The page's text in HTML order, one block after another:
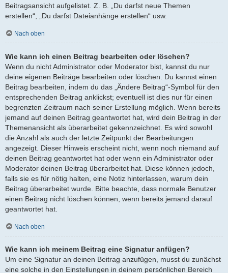
Beitragsansicht aufgelistet. Z. B. „Du darfst neue Themen
erstellen“, „Du darfst Dateianhänge erstellen“ usw.
Nach oben
Wie kann ich einen Beitrag bearbeiten oder löschen?
Wenn du nicht Administrator oder Moderator bist, kannst du nur
deine eigenen Beiträge bearbeiten oder löschen. Du kannst einen
Beitrag bearbeiten, indem du das „Ändere Beitrag“-Symbol für den
entsprechenden Beitrag anklickst; eventuell ist dies nur für einen
begrenzten Zeitraum nach seiner Erstellung möglich. Wenn bereits
jemand auf deinen Beitrag geantwortet hat, wird dein Beitrag in der
Themenansicht als überarbeitet gekennzeichnet. Es wird sowohl
die Anzahl als auch der letzte Zeitpunkt der Bearbeitungen
angezeigt. Dieser Hinweis erscheint nicht, wenn noch niemand auf
deinen Beitrag geantwortet hat oder wenn ein Administrator oder
Moderator deinen Beitrag überarbeitet hat. Diese können jedoch,
falls sie es für nötig halten, eine Notiz hinterlassen, warum dein
Beitrag überarbeitet wurde. Bitte beachte, dass normale Benutzer
einen Beitrag nicht löschen können, wenn bereits jemand darauf
geantwortet hat.
Nach oben
Wie kann ich meinem Beitrag eine Signatur anfügen?
Um eine Signatur an deinen Beitrag anzufügen, musst du zunächst
eine solche in den Einstellungen in deinem persönlichen Bereich